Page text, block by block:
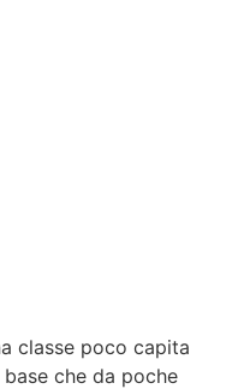
classe poco capita
che da poche